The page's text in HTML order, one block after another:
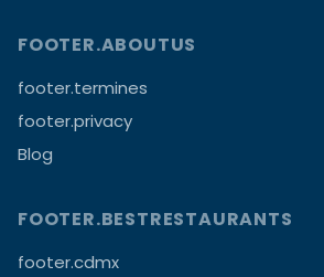
FOOTER.ABOUTUS
footer.termines
footer.privacy
Blog
FOOTER.BESTRESTAURANTS
footer.cdmx